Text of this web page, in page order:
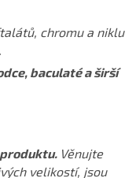
chromu a niklu
baculaté a širší
Věnujte
velikostí, jsou